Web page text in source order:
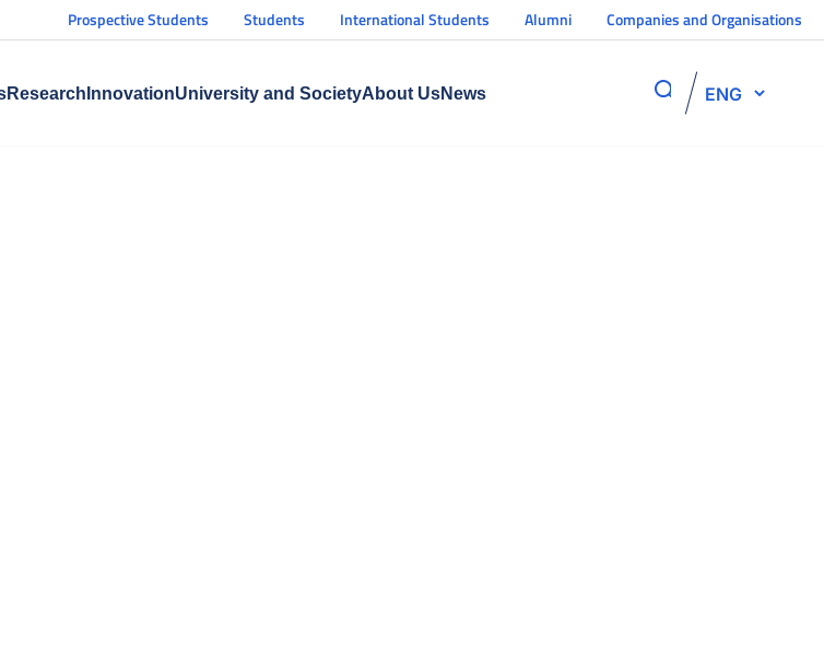
Prospective Students Students International Students Alumni Companies and Organisations
Research InnovationUniversity and SocietyAbout UsNews ENG